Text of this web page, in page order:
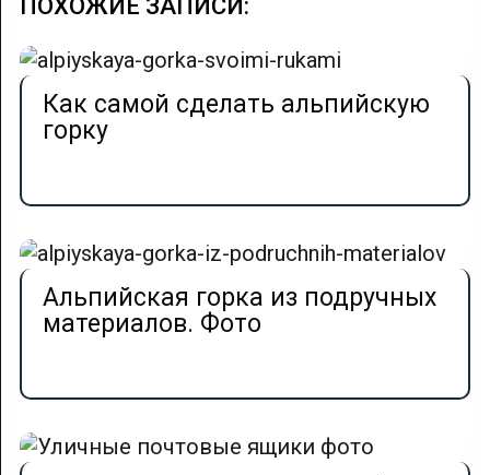
ПОХОЖИЕ ЗАПИСИ:
Как самой сделать альпийскую
горку
Альпийская горка из подручных
материалов. Фото